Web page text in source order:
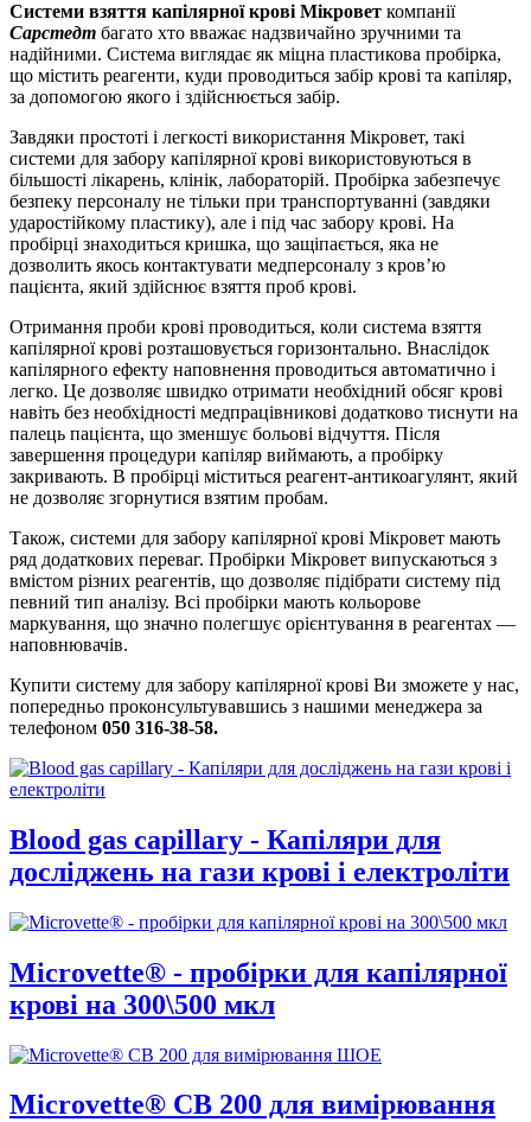
Системи взяття капілярної крові Мікровет компанії
Сарстедт багато хто вважає надзвичайно зручними та
надійними. Система виглядає як міцна пластикова пробірка,
що містить реагенти, куди проводиться забір крові та капіляр,
за допомогою якого і здійснюється забір.
Завдяки простоті і легкості використання Мікровет, такі
системи для забору капілярної крові використовуються в
більшості лікарень, клінік, лабораторій. Пробірка забезпечує
безпеку персоналу не тільки при транспортуванні (завдяки
ударостійкому пластику), але і під час забору крові. На
пробірці знаходиться кришка, що защіпається, яка не
дозволить якось контактувати медперсоналу з кров’ю
пацієнта, який здійснює взяття проб крові.
Отримання проби крові проводиться, коли система взяття
капілярної крові розташовується горизонтально. Внаслідок
капілярного ефекту наповнення проводиться автоматично і
легко. Це дозволяє швидко отримати необхідний обсяг крові
навіть без необхідності медпрацівникові додатково тиснути на
палець пацієнта, що зменшує больові відчуття. Після
завершення процедури капіляр виймають, а пробірку
закривають. В пробірці міститься реагент-антикоагулянт, який
не дозволяє згорнутися взятим пробам.
Також, системи для забору капілярної крові Мікровет мають
ряд додаткових переваг. Пробірки Мікровет випускаються з
вмістом різних реагентів, що дозволяє підібрати систему під
певний тип аналізу. Всі пробірки мають кольорове
маркування, що значно полегшує орієнтування в реагентах —
наповнювачів.
Купити систему для забору капілярної крові Ви зможете у нас,
попередньо проконсультувавшись з нашими менеджера за
телефоном 050 316-38-58.
Blood gas capillary - Капіляри для
досліджень на гази крові і електроліти
Microvette® - пробірки для капілярної
крові на 300\500 мкл
Microvette® CB 200 для вимірювання